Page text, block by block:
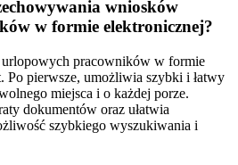
wniosków
w formie elektronicznej?
pracowników w formie
Po pierwsze, umożliwia szybki i łatwy
miejsca i o każdej porze.
dokumentów oraz ułatwia
szybkiego wyszukiwania i